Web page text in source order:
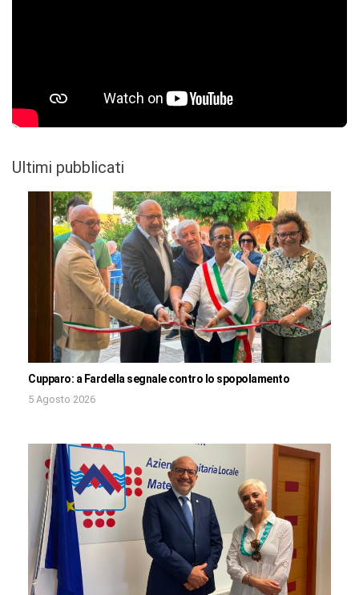
Ultimi pubblicati
Cupparo: a Fardella segnale contro lo spopolamento
5 Agosto 2026